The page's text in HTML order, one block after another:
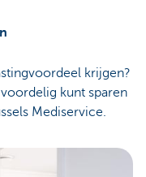
krijgen?
kunt sparen
Mediservice.